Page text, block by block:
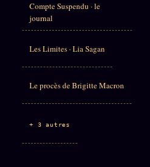
Compte Suspendu · le
journal
Les Limites · Lia Sagan
Le procès de Brigitte Macron
+ 3 autres